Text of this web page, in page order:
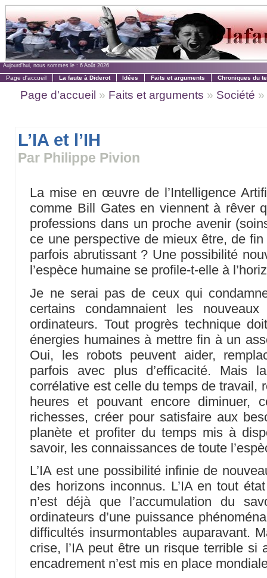
Aujourd'hui, nous sommes le : 6 Août 2026
Page d'accueil La faute à Diderot Idées Faits et arguments Chroniques du
Page d'accueil » Faits et arguments » Société »
L’IA et l’IH
Par Philippe Pivion
La mise en œuvre de l’Intelligence
comme Bill Gates en viennent à rêver
professions dans un proche avenir
ce une perspective de mieux être, de
parfois abrutissant ? Une possibilité
l’espèce humaine se profile-t-elle à
Je ne serai pas de ceux qui
certains condamnaient les
ordinateurs. Tout progrès technique
énergies humaines à mettre fin à un
Oui, les robots peuvent aider,
parfois avec plus d’efficacité. Mais
corrélative est celle du temps de travail,
heures et pouvant encore diminuer,
richesses, créer pour satisfaire aux
planète et profiter du temps mis à
savoir, les connaissances de toute
L’IA est une possibilité infinie de
des horizons inconnus. L’IA en tout
n’est déjà que l’accumulation du
ordinateurs d’une puissance
difficultés insurmontables auparavant.
crise, l’IA peut être un risque terrible si
encadrement n’est mis en place